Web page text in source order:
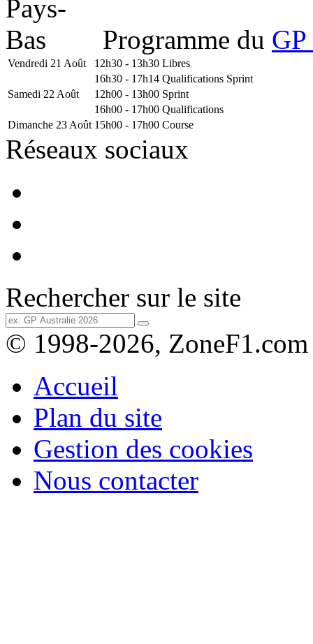
Programme du
Vendredi 21 Août 12h30 - 13h30 Libres
16h30 - 17h14 Qualifications Sprint
Samedi 22 Août
12h00 - 13h00 Sprint
16h00 - 17h00 Qualifications
Dimanche 23 Août 15h00 - 17h00 Course
Réseaux sociaux
Rechercher sur le site
© 1998-2026, ZoneF1.com
Accueil
Plan du site
Gestion des cookies
Nous contacter